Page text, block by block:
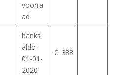
voorra
ad
banks
aldo
01-01-
2020
€ 383